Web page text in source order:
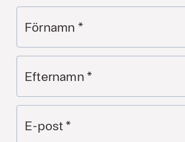
Förnamn *
Efternamn *
E-post*